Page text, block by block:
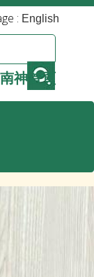
: English
南神首頁